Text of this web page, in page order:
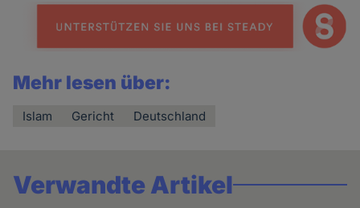
Mehr lesen über:
Islam Gericht Deutschland
Verwandte Artikel